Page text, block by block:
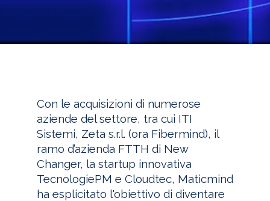
Con le acquisizioni di numerose
aziende del settore, tra cui ITI
Sistemi, Zeta s.r.l. (ora Fibermind), il
ramo d’azienda FTTH di New
Changer, la startup innovativa
TecnologiePM e Cloudtec, Maticmind
ha esplicitato l'obiettivo di diventare